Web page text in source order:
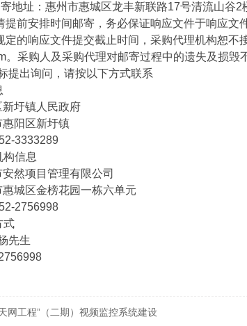
地址：惠州市惠城区龙丰新联路17号清流山谷
提前安排时间邮寄，务必保证响应文件于响应
定的响应文件提交截止时间，采购代理机构恕
。采购人及采购代理对邮寄过程中的遗失及损毁
出询问，请按以下方式联系
圩镇人民政府
阳区新圩镇
3333289
信息
项目管理有限公司
区金榜花园一栋六单元
2756998
先生
网工程”（二期）视频监控系统建设